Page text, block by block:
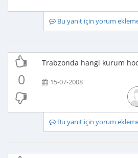
Bu yanıt için yorum
0
Trabzonda hangi kurum
15-07-2008
Bu yanıt için yorum